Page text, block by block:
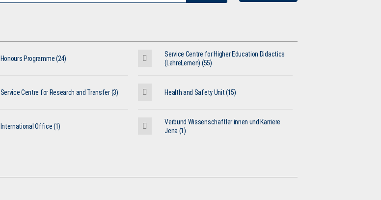
Honours Programme (24)
Service Centre for Higher Education Didactics
(LehreLernen) (55)
Service Centre for Research and Transfer (3) Health and Safety Unit (15)
International Office (1)
Verbund Wissenschaftler:innen und Karriere
Jena (1)